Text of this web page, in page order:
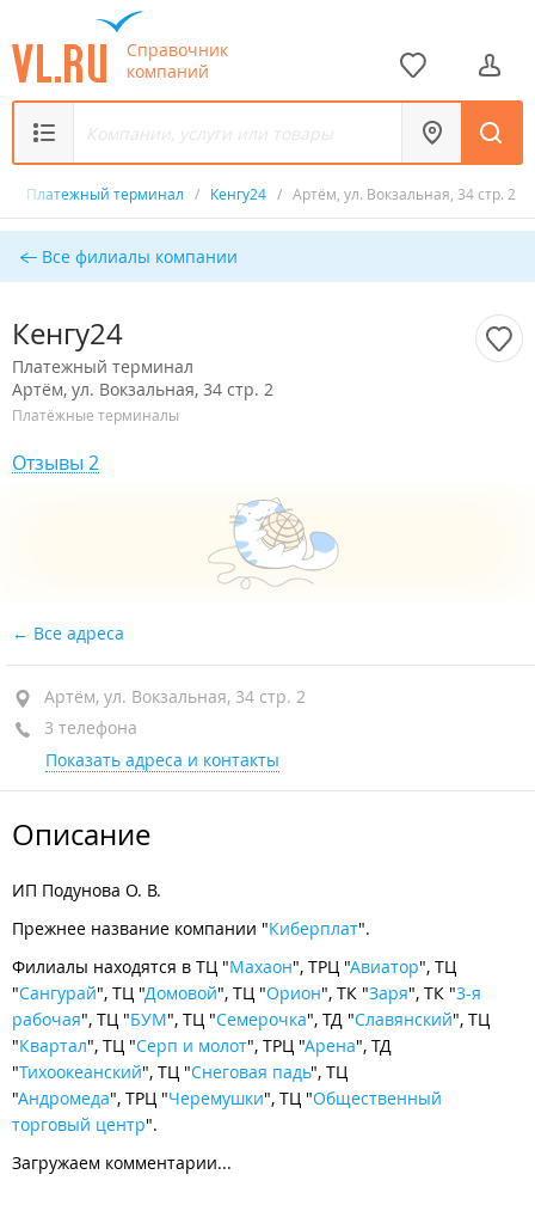
Справочник
компаний
Платежный терминал / Кенгу24 / Артём, ул. Вокзальная, 34 стр. 2
Все филиалы компании
Кенгу24
Платежный терминал
Артём, ул. Вокзальная, 34 стр. 2
Платёжные терминалы
Отзывы 2
Все адреса
Артём, ул. Вокзальная, 34 стр. 2
3 телефона
Показать адреса и контакты
Описание
ИП Подунова О. В.
Прежнее название компании "Киберплат".
Филиалы находятся в ТЦ "Махаон", ТРЦ "Авиатор", ТЦ
"Сангурай", ТЦ "Домовой", ТЦ "Орион", ТК "Заря", ТК "3-я
рабочая", ТЦ "БУМ", ТЦ "Семерочка", ТД "Славянский", ТЦ
"Квартал", ТЦ "Серп и молот", ТРЦ "Арена", ТД
"Тихоокеанский", ТЦ "Снеговая падь", ТЦ
"Андромеда", ТРЦ "Черемушки", ТЦ "Общественный
торговый центр".
Загружаем комментарии...